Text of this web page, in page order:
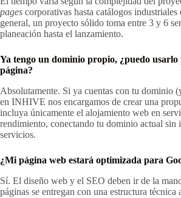
pages corporativas hasta catálogos industriales
general, un proyecto sólido toma entre 3 y 6
planeación hasta el lanzamiento.
Ya tengo un dominio propio, ¿puedo
página?
Absolutamente. Si ya cuentas con tu dominio
en INHIVE nos encargamos de crear una
incluya únicamente el alojamiento web en
rendimiento, conectando tu dominio actual sin
servicios.
¿Mi página web estará optimizada para
Sí. El diseño web y el SEO deben ir de la
páginas se entregan con una estructura técnica